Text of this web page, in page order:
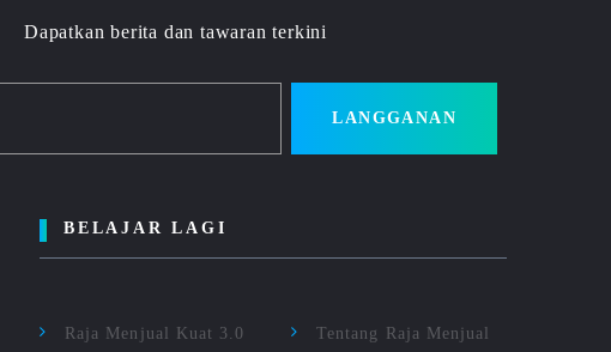
Dapatkan berita dan tawaran terkini
LANGGANAN
BELAJAR LAGI
Raja Menjual Kuat 3.0
Tentang Raja Menjual